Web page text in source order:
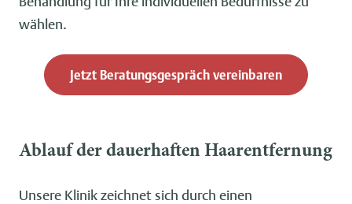
wählen.
Jetzt Beratungsgespräch vereinbaren
Ablauf der dauerhaften Haarentfernung
Unsere Klinik zeichnet sich durch einen